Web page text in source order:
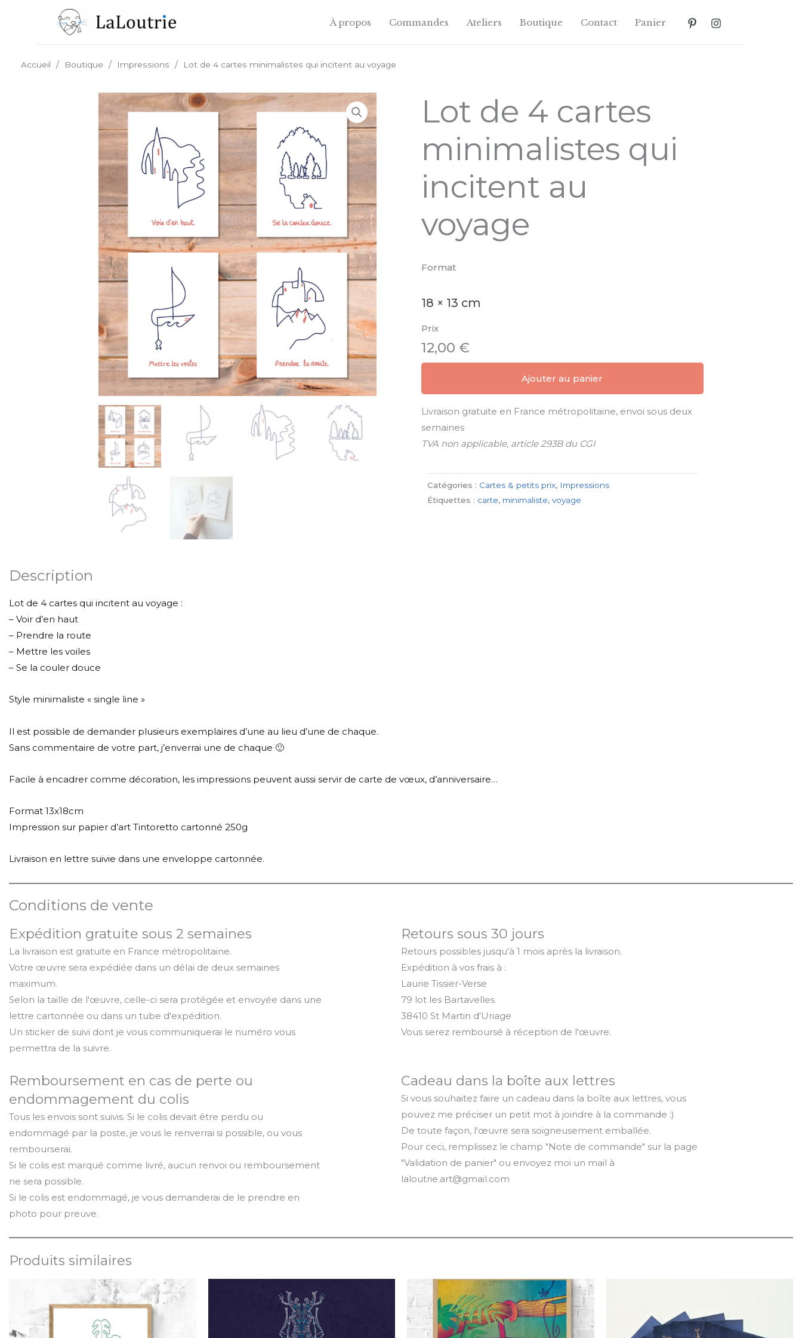
À propos Commandes Ateliers Boutique Contact Panier
Accueil / Boutique / Impressions / Lot de 4 cartes minimalistes qui incitent au voyage
Lot de 4 cartes
minimalistes qui
incitent au
voyage
Format
18 × 13 cm
Prix
12,00 €
Ajouter au panier
Livraison gratuite en France métropolitaine, envoi sous deux
semaines
TVA non applicable, article 293B du CGI
Catégories : Cartes & petits prix, Impressions
Étiquettes : carte, minimaliste, voyage
Description
Lot de 4 cartes qui incitent au voyage :
– Voir d’en haut
– Prendre la route
– Mettre les voiles
– Se la couler douce
Style minimaliste « single line »
Il est possible de demander plusieurs exemplaires d’une au lieu d’une de chaque.
Sans commentaire de votre part, j’enverrai une de chaque 🙂
Facile à encadrer comme décoration, les impressions peuvent aussi servir de carte de vœux, d’anniversaire…
Format 13x18cm
Impression sur papier d’art Tintoretto cartonné 250g
Livraison en lettre suivie dans une enveloppe cartonnée.
Conditions de vente
Expédition gratuite sous 2 semaines
La livraison est gratuite en France métropolitaine.
Votre œuvre sera expédiée dans un délai de deux semaines
maximum.
Selon la taille de l'œuvre, celle-ci sera protégée et envoyée dans une
lettre cartonnée ou dans un tube d'expédition.
Un sticker de suivi dont je vous communiquerai le numéro vous
permettra de la suivre.
Retours sous 30 jours
Retours possibles jusqu'à 1 mois après la livraison.
Expédition à vos frais à :
Laurie Tissier-Verse
79 lot les Bartavelles
38410 St Martin d'Uriage
Vous serez remboursé à réception de l'œuvre.
Remboursement en cas de perte ou
endommagement du colis
Tous les envois sont suivis. Si le colis devait être perdu ou
endommagé par la poste, je vous le renverrai si possible, ou vous
rembourserai.
Si le colis est marqué comme livré, aucun renvoi ou remboursement
ne sera possible.
Si le colis est endommagé, je vous demanderai de le prendre en
photo pour preuve.
Cadeau dans la boîte aux lettres
Si vous souhaitez faire un cadeau dans la boîte aux lettres, vous
pouvez me préciser un petit mot à joindre à la commande :)
De toute façon, l'œuvre sera soigneusement emballée.
Pour ceci, remplissez le champ "Note de commande" sur la page
"Validation de panier" ou envoyez moi un mail à
laloutrie.art@gmail.com
Produits similaires